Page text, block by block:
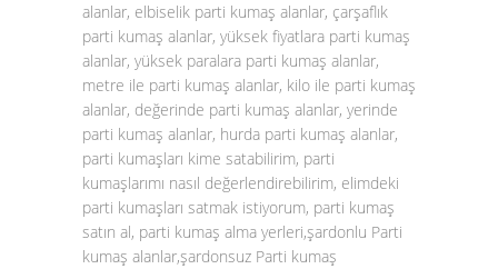
alanlar, elbiselik parti kumaş alanlar, çarşaflık
parti kumaş alanlar, yüksek fiyatlara parti kumaş
alanlar, yüksek paralara parti kumaş alanlar,
metre ile parti kumaş alanlar, kilo ile parti kumaş
alanlar, değerinde parti kumaş alanlar, yerinde
parti kumaş alanlar, hurda parti kumaş alanlar,
parti kumaşları kime satabilirim, parti
kumaşlarımı nasıl değerlendirebilirim, elimdeki
parti kumaşları satmak istiyorum, parti kumaş
satın al, parti kumaş alma yerleri,şardonlu Parti
kumaş alanlar,şardonsuz Parti kumaş